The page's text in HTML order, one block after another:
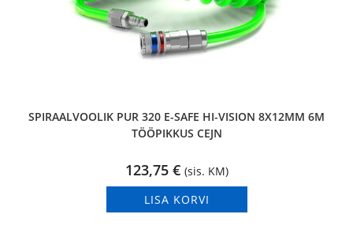
SPIRAALVOOLIK PUR 320 E-SAFE HI-VISION 8X12MM 6M
TÖÖPIKKUS CEJN
123,75 € (sis. KM)
LISA KORVI